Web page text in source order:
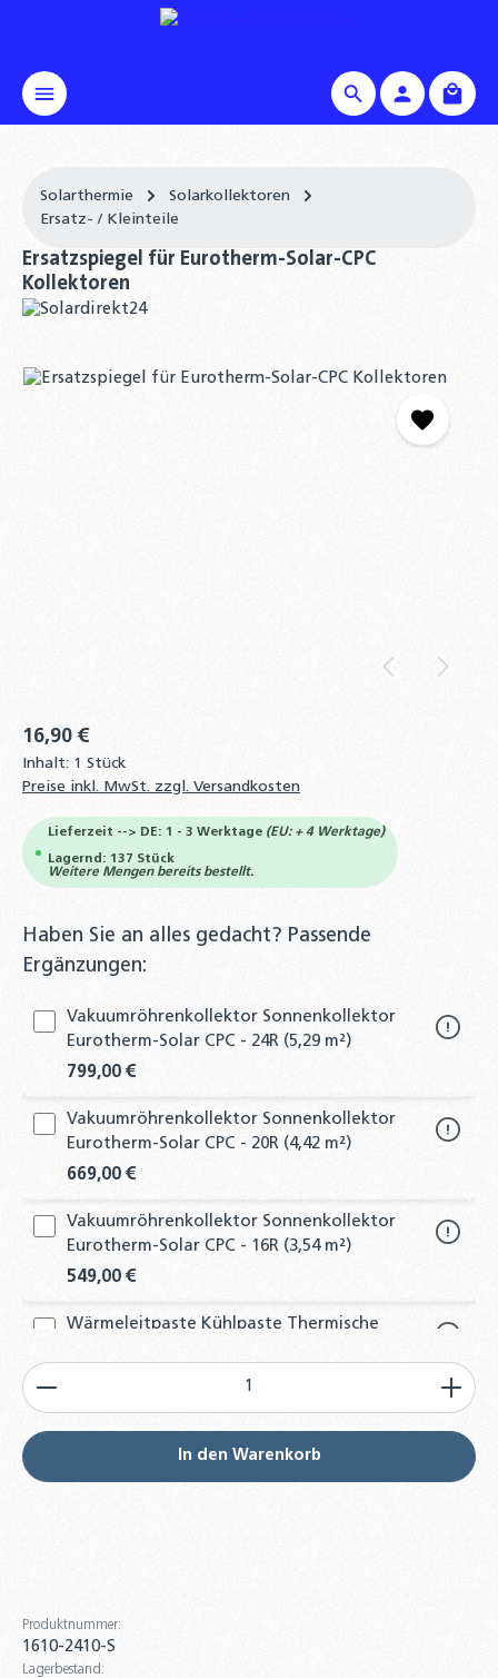
Solarthermie
Solarkollektoren
Ersatz- / Kleinteile
Ersatzspiegel für Eurotherm-Solar-CPC
Kollektoren
Bildergalerie überspringen
16,90 €
Inhalt: 1 Stück
Preise inkl. MwSt. zzgl. Versandkosten
Lieferzeit --> DE: 1 - 3 Werktage (EU: + 4 Werktage)
Lagernd: 137 Stück
Weitere Mengen bereits bestellt.
Haben Sie an alles gedacht? Passende
Ergänzungen:
Vakuumröhrenkollektor Sonnenkollektor
Eurotherm-Solar CPC - 24R (5,29 m²)
799,00 €
Vakuumröhrenkollektor Sonnenkollektor
Eurotherm-Solar CPC - 20R (4,42 m²)
669,00 €
Vakuumröhrenkollektor Sonnenkollektor
Eurotherm-Solar CPC - 16R (3,54 m²)
549,00 €
Wärmeleitpaste Kühlpaste Thermische
2er-Set Ersatzröhren für Röhrenkollektoren
Vakuumröhrenkollektoren
85,00 €
Ersatz Wärmeleitblech für
Produkt Anzahl: Gib den gewünschten Wert ein
In den Warenkorb
Produktnummer:
1610-2410-S
Lagerbestand: